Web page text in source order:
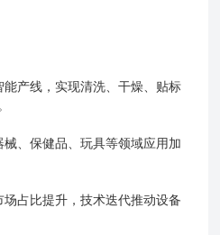
产线，实现清洗、干燥、贴标
、保健品、玩具等领域应用加
占比提升，技术迭代推动设备